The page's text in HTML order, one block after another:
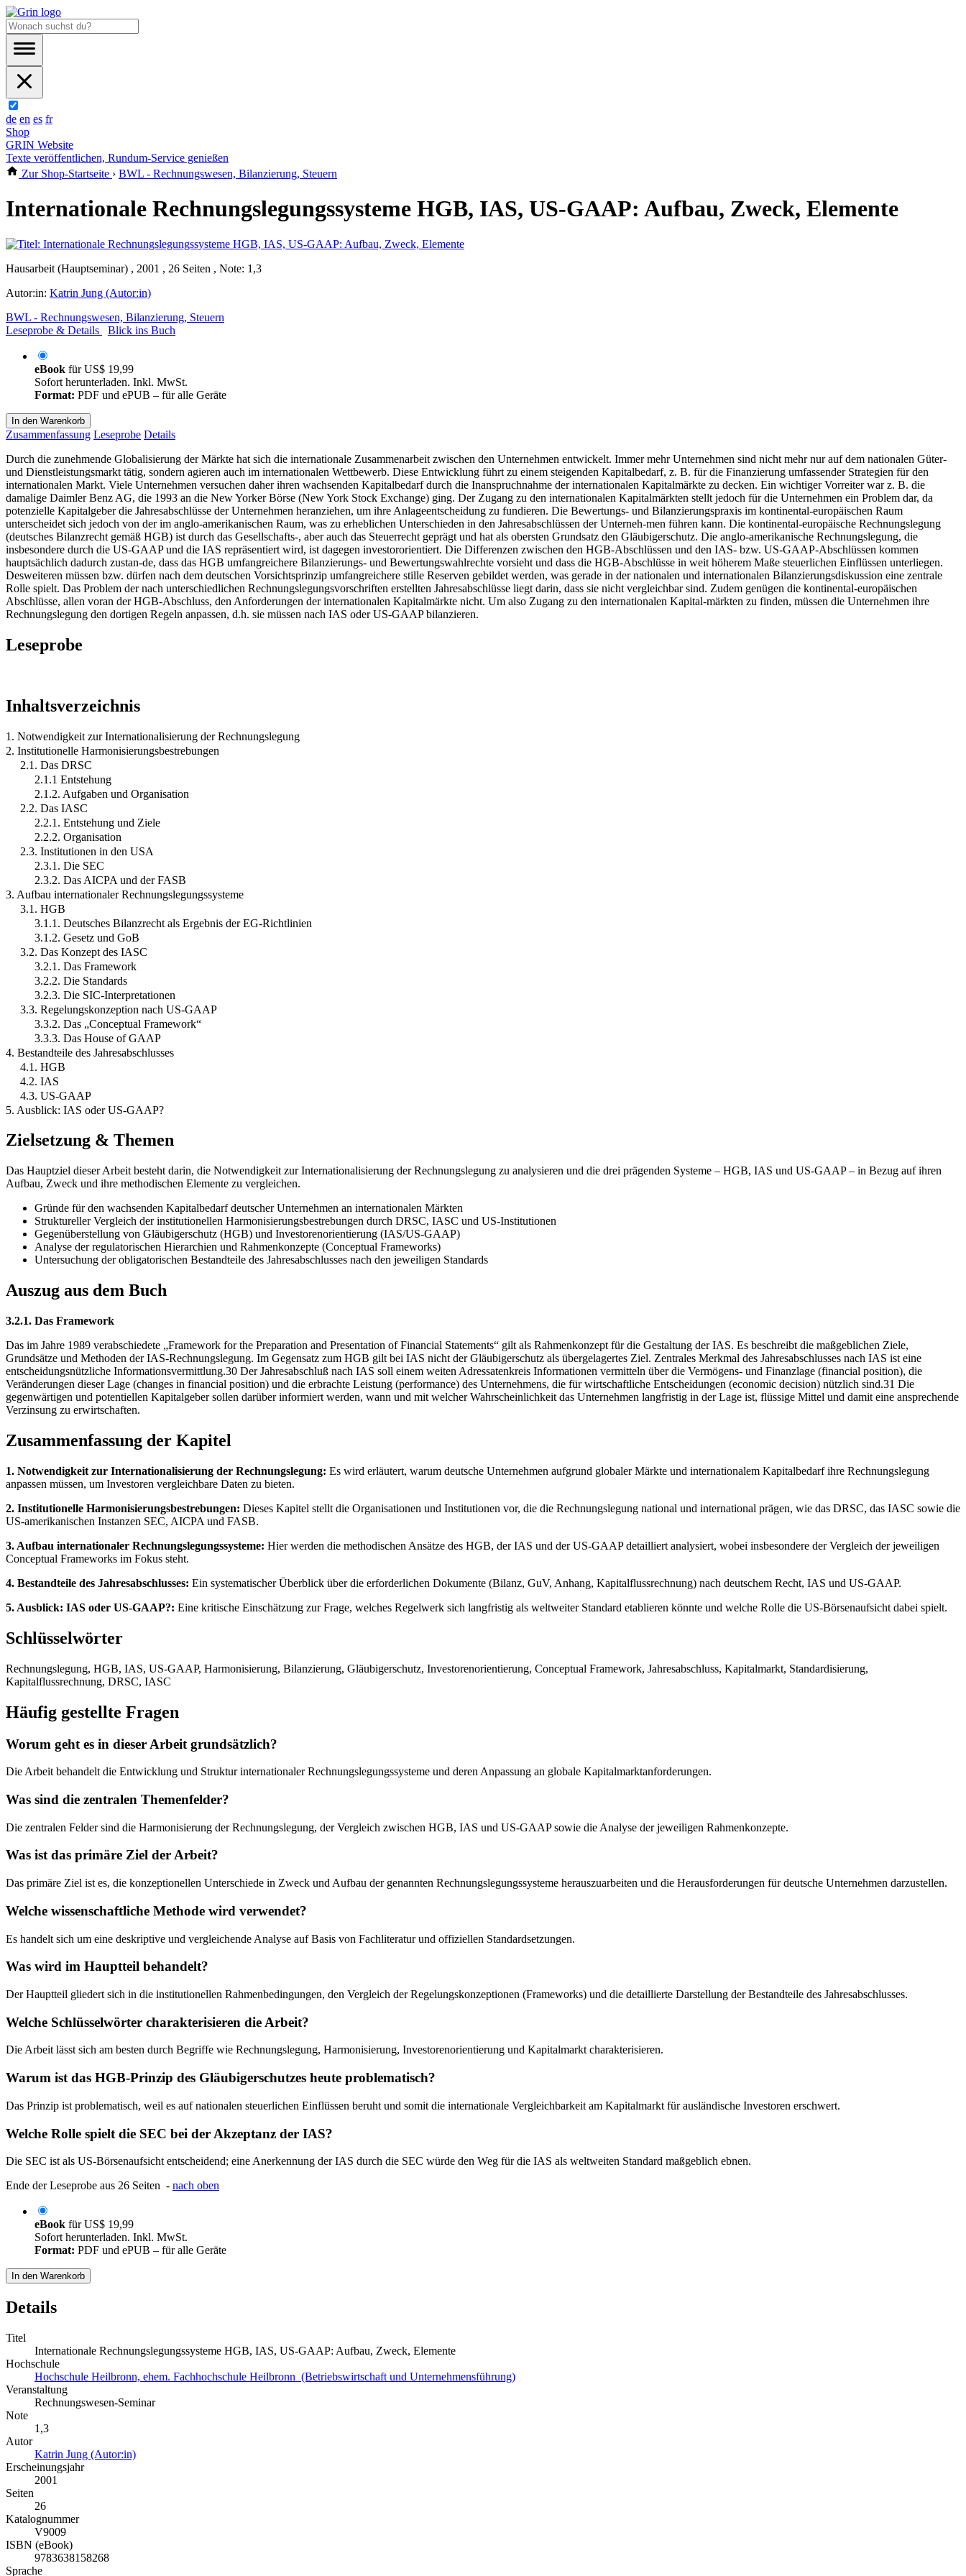
de en es fr
Shop
GRIN Website
Texte veröffentlichen, Rundum-Service genießen
Zur Shop-Startseite › BWL - Rechnungswesen, Bilanzierung, Steuern
Internationale Rechnungslegungssysteme HGB, IAS, US-GAAP: Aufbau, Zweck, Elemente
Hausarbeit (Hauptseminar) , 2001 , 26 Seiten , Note: 1,3
Autor:in: Katrin Jung (Autor:in)
BWL - Rechnungswesen, Bilanzierung, Steuern
Leseprobe & Details
Blick ins Buch
eBook fürUS$ 19,99
Sofort herunterladen. Inkl. MwSt.
Format: PDF und ePUB – für alle Geräte
In den Warenkorb
Zusammenfassung Leseprobe Details
Durch die zunehmende Globalisierung der Märkte hat sich die internationale Zusammenarbeit zwischen den Unternehmen entwickelt. Immer mehr Unternehmen sind nicht mehr nur auf dem nationalen Güter-
und Dienstleistungsmarkt tätig, sondern agieren auch im internationalen Wettbewerb. Diese Entwicklung führt zu einem steigenden Kapitalbedarf, z. B. für die Finanzierung umfassender Strategien für den
internationalen Markt. Viele Unternehmen versuchen daher ihren wachsenden Kapitalbedarf durch die Inanspruchnahme der internationalen Kapitalmärkte zu decken. Ein wichtiger Vorreiter war z. B. die
damalige Daimler Benz AG, die 1993 an die New Yorker Börse (New York Stock Exchange) ging. Der Zugang zu den internationalen Kapitalmärkten stellt jedoch für die Unternehmen ein Problem dar, da
potenzielle Kapitalgeber die Jahresabschlüsse der Unternehmen heranziehen, um ihre Anlageentscheidung zu fundieren. Die Bewertungs- und Bilanzierungspraxis im kontinental-europäischen Raum
unterscheidet sich jedoch von der im anglo-amerikanischen Raum, was zu erheblichen Unterschieden in den Jahresabschlüssen der Unterneh-men führen kann. Die kontinental-europäische Rechnungslegung
(deutsches Bilanzrecht gemäß HGB) ist durch das Gesellschafts-, aber auch das Steuerrecht geprägt und hat als obersten Grundsatz den Gläubigerschutz. Die anglo-amerikanische Rechnungslegung, die
insbesondere durch die US-GAAP und die IAS repräsentiert wird, ist dagegen investororientiert. Die Differenzen zwischen den HGB-Abschlüssen und den IAS- bzw. US-GAAP-Abschlüssen kommen
hauptsächlich dadurch zustan-de, dass das HGB umfangreichere Bilanzierungs- und Bewertungswahlrechte vorsieht und dass die HGB-Abschlüsse in weit höherem Maße steuerlichen Einflüssen unterliegen.
Desweiteren müssen bzw. dürfen nach dem deutschen Vorsichtsprinzip umfangreichere stille Reserven gebildet werden, was gerade in der nationalen und internationalen Bilanzierungsdiskussion eine zentrale
Rolle spielt. Das Problem der nach unterschiedlichen Rechnungslegungsvorschriften erstellten Jahresabschlüsse liegt darin, dass sie nicht vergleichbar sind. Zudem genügen die kontinental-europäischen
Abschlüsse, allen voran der HGB-Abschluss, den Anforderungen der internationalen Kapitalmärkte nicht. Um also Zugang zu den internationalen Kapital-märkten zu finden, müssen die Unternehmen ihre
Rechnungslegung den dortigen Regeln anpassen, d.h. sie müssen nach IAS oder US-GAAP bilanzieren.
Leseprobe
Inhaltsverzeichnis
1. Notwendigkeit zur Internationalisierung der Rechnungslegung
2. Institutionelle Harmonisierungsbestrebungen
2.1. Das DRSC
2.1.1 Entstehung
2.1.2. Aufgaben und Organisation
2.2. Das IASC
2.2.1. Entstehung und Ziele
2.2.2. Organisation
2.3. Institutionen in den USA
2.3.1. Die SEC
2.3.2. Das AICPA und der FASB
3. Aufbau internationaler Rechnungslegungssysteme
3.1. HGB
3.1.1. Deutsches Bilanzrecht als Ergebnis der EG-Richtlinien
3.1.2. Gesetz und GoB
3.2. Das Konzept des IASC
3.2.1. Das Framework
3.2.2. Die Standards
3.2.3. Die SIC-Interpretationen
3.3. Regelungskonzeption nach US-GAAP
3.3.2. Das „Conceptual Framework“
3.3.3. Das House of GAAP
4. Bestandteile des Jahresabschlusses
4.1. HGB
4.2. IAS
4.3. US-GAAP
5. Ausblick: IAS oder US-GAAP?
Zielsetzung & Themen
Das Hauptziel dieser Arbeit besteht darin, die Notwendigkeit zur Internationalisierung der Rechnungslegung zu analysieren und die drei prägenden Systeme – HGB, IAS und US-GAAP – in Bezug auf ihren
Aufbau, Zweck und ihre methodischen Elemente zu vergleichen.
Gründe für den wachsenden Kapitalbedarf deutscher Unternehmen an internationalen Märkten
Struktureller Vergleich der institutionellen Harmonisierungsbestrebungen durch DRSC, IASC und US-Institutionen
Gegenüberstellung von Gläubigerschutz (HGB) und Investorenorientierung (IAS/US-GAAP)
Analyse der regulatorischen Hierarchien und Rahmenkonzepte (Conceptual Frameworks)
Untersuchung der obligatorischen Bestandteile des Jahresabschlusses nach den jeweiligen Standards
Auszug aus dem Buch
3.2.1. Das Framework
Das im Jahre 1989 verabschiedete „Framework for the Preparation and Presentation of Financial Statements“ gilt als Rahmenkonzept für die Gestaltung der IAS. Es beschreibt die maßgeblichen Ziele,
Grundsätze und Methoden der IAS-Rechnungslegung. Im Gegensatz zum HGB gilt bei IAS nicht der Gläubigerschutz als übergelagertes Ziel. Zentrales Merkmal des Jahresabschlusses nach IAS ist eine
entscheidungsnützliche Informationsvermittlung.30 Der Jahresabschluß nach IAS soll einem weiten Adressatenkreis Informationen vermitteln über die Vermögens- und Finanzlage (financial position), die
Veränderungen dieser Lage (changes in financial position) und die erbrachte Leistung (performance) des Unternehmens, die für wirtschaftliche Entscheidungen (economic decision) nützlich sind.31 Die
gegenwärtigen und potentiellen Kapitalgeber sollen darüber informiert werden, wann und mit welcher Wahrscheinlichkeit das Unternehmen langfristig in der Lage ist, flüssige Mittel und damit eine ansprechende
Verzinsung zu erwirtschaften.
Zusammenfassung der Kapitel
1. Notwendigkeit zur Internationalisierung der Rechnungslegung: Es wird erläutert, warum deutsche Unternehmen aufgrund globaler Märkte und internationalem Kapitalbedarf ihre Rechnungslegung
anpassen müssen, um Investoren vergleichbare Daten zu bieten.
2. Institutionelle Harmonisierungsbestrebungen: Dieses Kapitel stellt die Organisationen und Institutionen vor, die die Rechnungslegung national und international prägen, wie das DRSC, das IASC sowie die
US-amerikanischen Instanzen SEC, AICPA und FASB.
3. Aufbau internationaler Rechnungslegungssysteme: Hier werden die methodischen Ansätze des HGB, der IAS und der US-GAAP detailliert analysiert, wobei insbesondere der Vergleich der jeweiligen
Conceptual Frameworks im Fokus steht.
4. Bestandteile des Jahresabschlusses: Ein systematischer Überblick über die erforderlichen Dokumente (Bilanz, GuV, Anhang, Kapitalflussrechnung) nach deutschem Recht, IAS und US-GAAP.
5. Ausblick: IAS oder US-GAAP?: Eine kritische Einschätzung zur Frage, welches Regelwerk sich langfristig als weltweiter Standard etablieren könnte und welche Rolle die US-Börsenaufsicht dabei spielt.
Schlüsselwörter
Rechnungslegung, HGB, IAS, US-GAAP, Harmonisierung, Bilanzierung, Gläubigerschutz, Investorenorientierung, Conceptual Framework, Jahresabschluss, Kapitalmarkt, Standardisierung,
Kapitalflussrechnung, DRSC, IASC
Häufig gestellte Fragen
Worum geht es in dieser Arbeit grundsätzlich?
Die Arbeit behandelt die Entwicklung und Struktur internationaler Rechnungslegungssysteme und deren Anpassung an globale Kapitalmarktanforderungen.
Was sind die zentralen Themenfelder?
Die zentralen Felder sind die Harmonisierung der Rechnungslegung, der Vergleich zwischen HGB, IAS und US-GAAP sowie die Analyse der jeweiligen Rahmenkonzepte.
Was ist das primäre Ziel der Arbeit?
Das primäre Ziel ist es, die konzeptionellen Unterschiede in Zweck und Aufbau der genannten Rechnungslegungssysteme herauszuarbeiten und die Herausforderungen für deutsche Unternehmen darzustellen.
Welche wissenschaftliche Methode wird verwendet?
Es handelt sich um eine deskriptive und vergleichende Analyse auf Basis von Fachliteratur und offiziellen Standardsetzungen.
Was wird im Hauptteil behandelt?
Der Hauptteil gliedert sich in die institutionellen Rahmenbedingungen, den Vergleich der Regelungskonzeptionen (Frameworks) und die detaillierte Darstellung der Bestandteile des Jahresabschlusses.
Welche Schlüsselwörter charakterisieren die Arbeit?
Die Arbeit lässt sich am besten durch Begriffe wie Rechnungslegung, Harmonisierung, Investorenorientierung und Kapitalmarkt charakterisieren.
Warum ist das HGB-Prinzip des Gläubigerschutzes heute problematisch?
Das Prinzip ist problematisch, weil es auf nationalen steuerlichen Einflüssen beruht und somit die internationale Vergleichbarkeit am Kapitalmarkt für ausländische Investoren erschwert.
Welche Rolle spielt die SEC bei der Akzeptanz der IAS?
Die SEC ist als US-Börsenaufsicht entscheidend; eine Anerkennung der IAS durch die SEC würde den Weg für die IAS als weltweiten Standard maßgeblich ebnen.
Ende der Leseprobe aus 26 Seiten - nach oben
eBook fürUS$ 19,99
Sofort herunterladen. Inkl. MwSt.
Format: PDF und ePUB – für alle Geräte
In den Warenkorb
Details
Titel
Internationale Rechnungslegungssysteme HGB, IAS, US-GAAP: Aufbau, Zweck, Elemente
Hochschule
Hochschule Heilbronn, ehem. Fachhochschule Heilbronn (Betriebswirtschaft und Unternehmensführung)
Veranstaltung
Rechnungswesen-Seminar
Note
1,3
Autor
Katrin Jung (Autor:in)
Erscheinungsjahr
2001
Seiten
26
Katalognummer
V9009
ISBN (eBook)
9783638158268
Sprache